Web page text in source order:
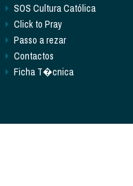
SOS Cultura Católica
Click to Pray
Passo a rezar
Contactos
Ficha T�cnica